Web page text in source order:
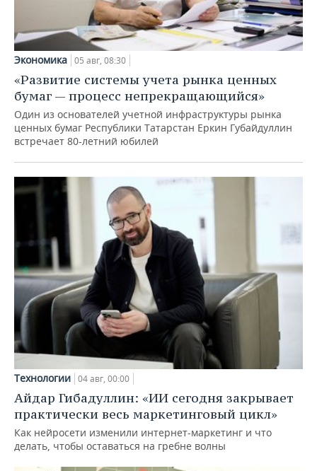
Экономика 05 авг, 08:30
«Развитие системы учета рынка ценных
бумаг — процесс непрекращающийся»
Один из основателей учетной инфраструктуры рынка
ценных бумаг Республики Татарстан Еркин Губайдуллин
встречает 80-летний юбилей
Технологии 04 авг, 00:00
Айдар Гибадуллин: «ИИ сегодня закрывает
практически весь маркетинговый цикл»
Как нейросети изменили интернет-маркетинг и что
делать, чтобы оставаться на гребне волны